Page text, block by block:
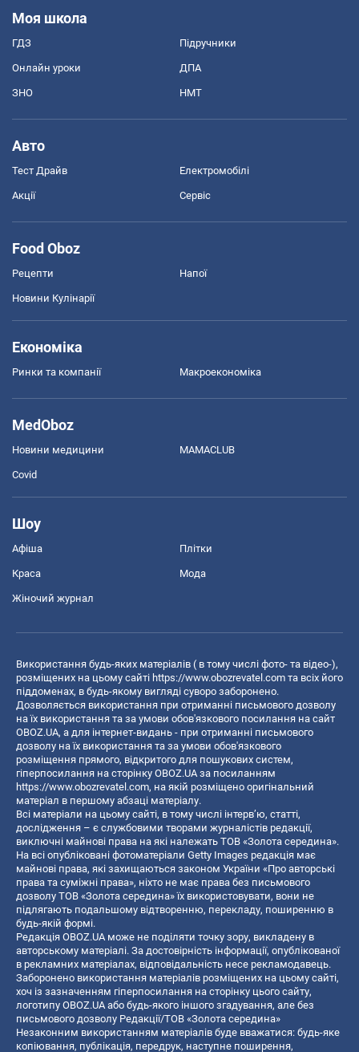
Моя школа
ГДЗ Підручники
Онлайн уроки ДПА
ЗНО НМТ
Авто
Тест Драйв Електромобілі
Акції Сервіс
Food Oboz
Рецепти Напої
Новини Кулінарії
Економіка
Ринки та компанії Макроекономіка
MedOboz
Новини медицини MAMACLUB
Covid
Шоу
Афіша Плітки
Краса Мода
Жіночий журнал
Використання будь-яких матеріалів ( в тому числі фото- та відео-),
розміщених на цьому сайті https://www.obozrevatel.com та всіх його
піддоменах, в будь-якому вигляді суворо заборонено.
Дозволяється використання при отриманні письмового дозволу
на їх використання та за умови обов'язкового посилання на сайт
OBOZ.UA, а для інтернет-видань - при отриманні письмового
дозволу на їх використання та за умови обов'язкового
розміщення прямого, відкритого для пошукових систем,
гіперпосилання на сторінку OBOZ.UA за посиланням
https://www.obozrevatel.com, на якій розміщено оригінальний
матеріал в першому абзаці матеріалу.
Всі матеріали на цьому сайті, в тому числі інтерв’ю, статті,
дослідження – є службовими творами журналістів редакції,
виключні майнові права на які належать ТОВ «Золота середина».
На всі опубліковані фотоматеріали Getty Images редакція має
майнові права, які захищаються законом України «Про авторські
права та суміжні права», ніхто не має права без письмового
дозволу ТОВ «Золота середина» їх використовувати, вони не
підлягають подальшому відтворенню, перекладу, поширенню в
будь-якій формі.
Редакція OBOZ.UA може не поділяти точку зору, викладену в
авторському матеріалі. За достовірність інформації, опублікованої
в рекламних матеріалах, відповідальність несе рекламодавець.
Заборонено використання матеріалів розміщених на цьому сайті,
хоч із зазначенням гіперпосилання на сторінку цього сайту,
логотипу OBOZ.UA або будь-якого іншого згадування, але без
письмового дозволу Редакції/ТОВ «Золота середина»
Незаконним використанням матеріалів буде вважатися: будь-яке
копiювання, публiкацiя, передрук, наступне поширення,